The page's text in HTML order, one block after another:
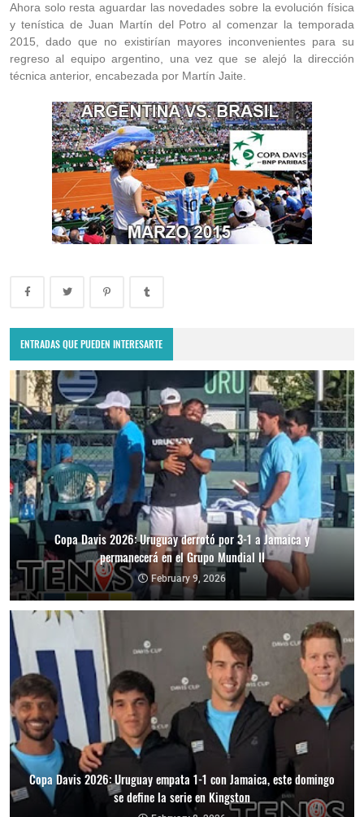
Ahora solo resta aguardar las novedades sobre la evolución física
y tenística de Juan Martín del Potro al comenzar la temporada
2015, dado que no existirían mayores inconvenientes para su
regreso al equipo argentino, una vez que se alejó la dirección
técnica anterior, encabezada por Martín Jaite.
ENTRADAS QUE PUEDEN INTERESARTE
Copa Davis 2026: Uruguay derrotó por 3-1 a Jamaica y
permanecerá en el Grupo Mundial II
February 9, 2026
Copa Davis 2026: Uruguay empata 1-1 con Jamaica, este domingo
se define la serie en Kingston